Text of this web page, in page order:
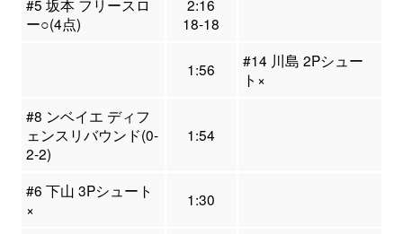
#5 坂本 フリースロ
ー○(4点)
2:16
18-18
1:56
#14 川島 2Pシュー
ト×
#8 ンベイエ ディフ
ェンスリバウンド(0-
2-2)
1:54
#6 下山 3Pシュート
×
1:30